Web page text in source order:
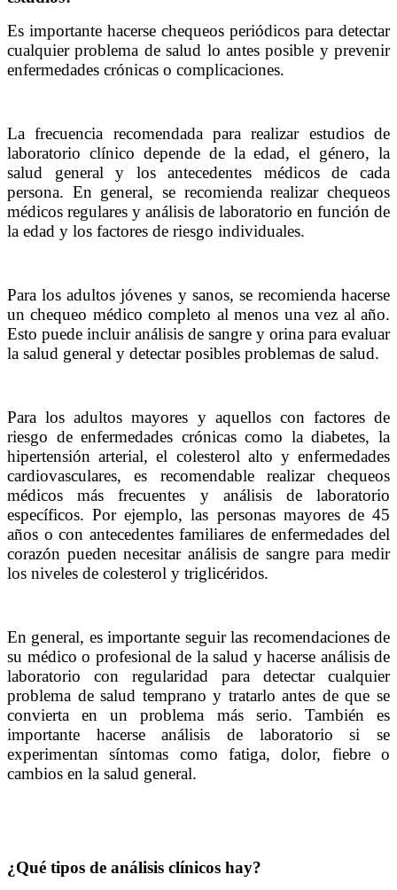
Es importante hacerse chequeos periódicos para detectar
cualquier problema de salud lo antes posible y prevenir
enfermedades crónicas o complicaciones.
La frecuencia recomendada para realizar estudios de
laboratorio clínico depende de la edad, el género, la
salud general y los antecedentes médicos de cada
persona. En general, se recomienda realizar chequeos
médicos regulares y análisis de laboratorio en función de
la edad y los factores de riesgo individuales.
Para los adultos jóvenes y sanos, se recomienda hacerse
un chequeo médico completo al menos una vez al año.
Esto puede incluir análisis de sangre y orina para evaluar
la salud general y detectar posibles problemas de salud.
Para los adultos mayores y aquellos con factores de
riesgo de enfermedades crónicas como la diabetes, la
hipertensión arterial, el colesterol alto y enfermedades
cardiovasculares, es recomendable realizar chequeos
médicos más frecuentes y análisis de laboratorio
específicos. Por ejemplo, las personas mayores de 45
años o con antecedentes familiares de enfermedades del
corazón pueden necesitar análisis de sangre para medir
los niveles de colesterol y triglicéridos.
En general, es importante seguir las recomendaciones de
su médico o profesional de la salud y hacerse análisis de
laboratorio con regularidad para detectar cualquier
problema de salud temprano y tratarlo antes de que se
convierta en un problema más serio. También es
importante hacerse análisis de laboratorio si se
experimentan síntomas como fatiga, dolor, fiebre o
cambios en la salud general.
¿Qué tipos de análisis clínicos hay?